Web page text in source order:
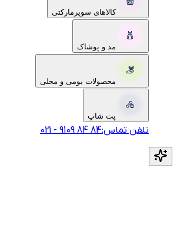
کالاهای سوپرمارکتی
مد و پوشاک
محصولات بومی و محلی
پت شاپ
تلفن تماس: 021-‎9109‎ ‎84‎ ‎84‎